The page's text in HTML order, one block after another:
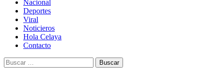
Nacional
Deportes
Viral
Noticieros
Hola Celaya
Contacto
Buscar: